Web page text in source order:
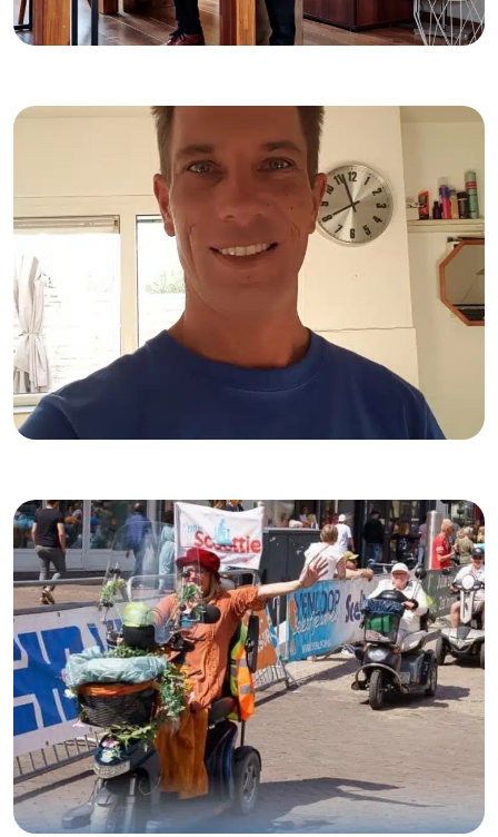
Roland de Groot: strijder voor de
menselijke maat in de sociale
Tim Wollendorf –
ervaringsdeskundige
bestaanszekerheid